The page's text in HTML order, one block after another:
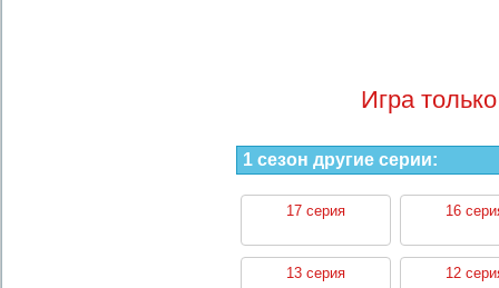
Игра
1 сезон другие серии:
17 серия 16
13 серия 12